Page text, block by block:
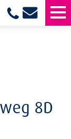
8D